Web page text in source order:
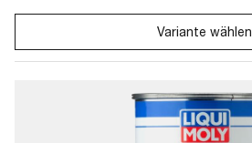
Variante wählen